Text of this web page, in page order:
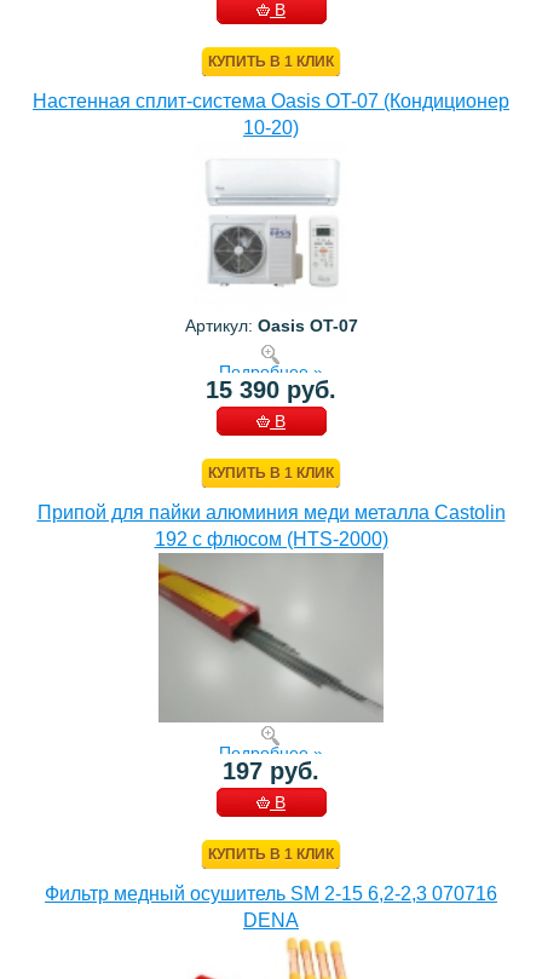
В
КУПИТЬ В 1 КЛИК
Настенная сплит-система Oasis OT-07 (Кондиционер
10-20)
Артикул: Oasis OT-07
Подробнее »
15 390 руб.
В
КУПИТЬ В 1 КЛИК
Припой для пайки алюминия меди металла Castolin
192 с флюсом (HTS-2000)
Подробнее »
197 руб.
В
КУПИТЬ В 1 КЛИК
Фильтр медный осушитель SM 2-15 6,2-2,3 070716
DENA